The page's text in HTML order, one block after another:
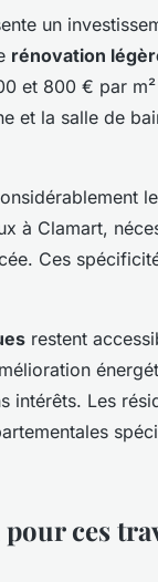
un
rénovation
et 800 € par
et la salle de
à Clamart,
Ces
restent
Les
ces